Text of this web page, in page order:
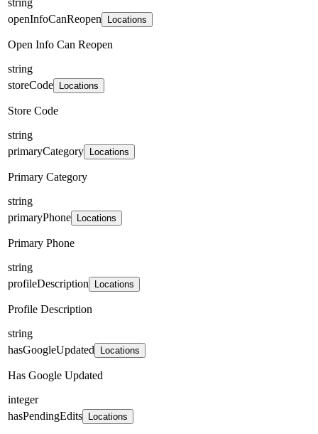
openInfoCanReopen
Locations
Open Info Can Reopen
string
storeCode
Locations
Store Code
string
primaryCategory
Locations
Primary Category
string
primaryPhone
Locations
Primary Phone
string
profileDescription
Locations
Profile Description
string
hasGoogleUpdated
Locations
Has Google Updated
integer
hasPendingEdits
Locations